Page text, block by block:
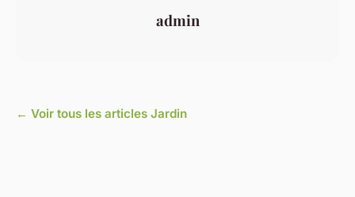
admin
← Voir tous les articles Jardin